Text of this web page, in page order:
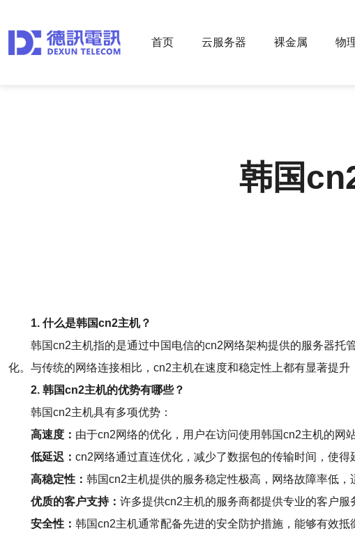
首页 云服务器 裸金属 物
韩国
1. 什么是韩国cn2主机？
韩国cn2主机指的是通过中国电信的cn2网络架构提供的服务器
化。与传统的网络连接相比，cn2主机在速度和稳定性上都有显著提升
2. 韩国cn2主机的优势有哪些？
韩国cn2主机具有多项优势：
高速度： 由于cn2网络的优化，用户在访问使用韩国cn2主机的网
低延迟： cn2网络通过直连优化，减少了数据包的传输时间，使得
高稳定性： 韩国cn2主机提供的服务稳定性极高，网络故障率低，
优质的客户支持： 许多提供cn2主机的服务商都提供专业的客户服
安全性： 韩国cn2主机通常配备先进的安全防护措施，能够有效抵